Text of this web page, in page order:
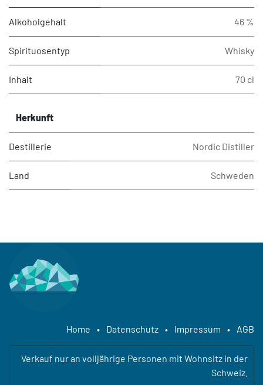
Alkoholgehalt 46 %
Spirituosentyp Whisky
Inhalt 70 cl
Herkunft
Destillerie Nordic Distiller
Land Schweden
Home • Datenschutz • Impressum • AGB
Verkauf nur an volljährige Personen mit Wohnsitz in der
Schweiz.